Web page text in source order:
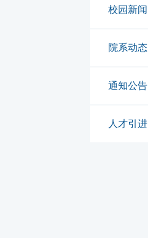
校园新闻
院系动态
通知公告
人才引进